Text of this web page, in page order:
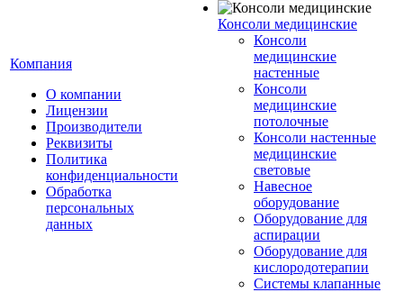
Компания
О компании
Лицензии
Производители
Реквизиты
Политика
конфиденциальности
Обработка
персональных
данных
Консоли медицинские
Консоли
медицинские
настенные
Консоли
медицинские
потолочные
Консоли настенные
медицинские
световые
Навесное
оборудование
Оборудование для
аспирации
Оборудование для
кислородотерапии
Системы клапанные